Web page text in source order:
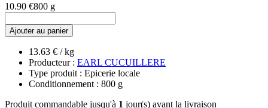
10.90 €800 g
Ajouter au panier
13.63 € / kg
Producteur : EARL CUCUILLERE
Type produit : Epicerie locale
Conditionnement : 800 g
Produit commandable jusqu'à 1 jour(s) avant la livraison